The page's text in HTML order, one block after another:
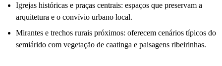
Igrejas históricas e praças centrais: espaços que preservam a
arquitetura e o convívio urbano local.
Mirantes e trechos rurais próximos: oferecem cenários típicos do
semiárido com vegetação de caatinga e paisagens ribeirinhas.